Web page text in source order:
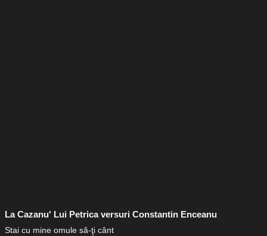
La Cazanu' Lui Petrica versuri Constantin Enceanu
Stai cu mine omule să-ţi cânt